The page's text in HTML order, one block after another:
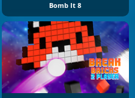
Bomb It 8